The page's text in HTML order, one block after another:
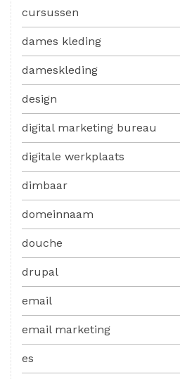
cursussen
dames kleding
dameskleding
design
digital marketing bureau
digitale werkplaats
dimbaar
domeinnaam
douche
drupal
email
email marketing
es